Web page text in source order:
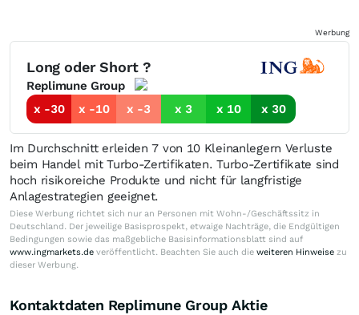
Werbung
Long oder Short ?
Replimune Group
x -30
x -10 x -3 x 3 x 10 x 30
Im Durchschnitt erleiden 7 von 10 Kleinanlegern Verluste
beim Handel mit Turbo-Zertifikaten. Turbo-Zertifikate sind
hoch risikoreiche Produkte und nicht für langfristige
Anlagestrategien geeignet.
Diese Werbung richtet sich nur an Personen mit Wohn-/Geschäftssitz in
Deutschland. Der jeweilige Basisprospekt, etwaige Nachträge, die Endgültigen
Bedingungen sowie das maßgebliche Basisinformationsblatt sind auf
www.ingmarkets.de veröffentlicht. Beachten Sie auch die weiteren Hinweise zu
dieser Werbung.
Kontaktdaten Replimune Group Aktie